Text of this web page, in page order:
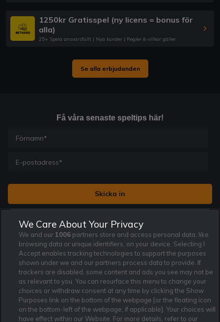
1250kr Gratisspel (ny licens = bonus för
alla)
25+ Spela ansvarsfullt | Nya kunder | Regler & villkor gäller
Se alla erbjudanden
Få våra senaste speltips här!
Jag vill få nyhetsbrev från Rekatochklart och jag är 18+. Regler
och villkor gäller. *
Affiliate Modell
Om Rekatochklart
Kontakta oss
Ansvarsfullt Spelande
F.A.Q
Nyhetsarkiv
Cookie Policy
Användarvilkor
Integritetspolicy
We Care About Your Privacy
We and our 1006 partners store and access personal data, like
browsing data or unique identifiers, on your device. Selecting I
Accept enables tracking technologies to support the purposes
shown under we and our partners process data to provide. If
trackers are disabled, some content and ads you see may not be
as relevant to you. You can resurface this menu to change your
choices or withdraw consent at any time by clicking the Show
Purposes link on the bottom of the webpage [or the floating icon
on the bottom-left of the webpage, if applicable]. Your choices will
have effect within our Website. For more details, refer to our